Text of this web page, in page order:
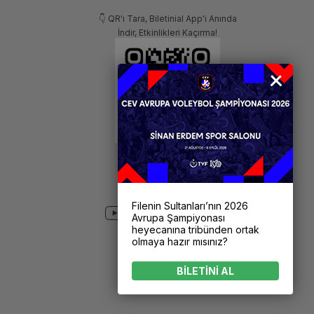
👇 QR'ı Tara, Biletinial App'i Anında
İndir, Etkinlikleri Kaçırma!
Filenin Sultanları’nın 2026
Avrupa Şampiyonası
heyecanına tribünden ortak
olmaya hazır mısınız?
BİLETİNİ AL